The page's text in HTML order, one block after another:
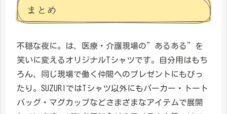
まとめ
不穏な夜に。は、医療・介護現場の”あるある”を
笑いに変えるオリジナルTシャツです。自分用はもち
ろん、同じ現場で働く仲間へのプレゼントにもぴっ
たり。SUZURIではTシャツ以外にもパーカー・トート
バッグ・マグカップなどさまざまなアイテムで展開